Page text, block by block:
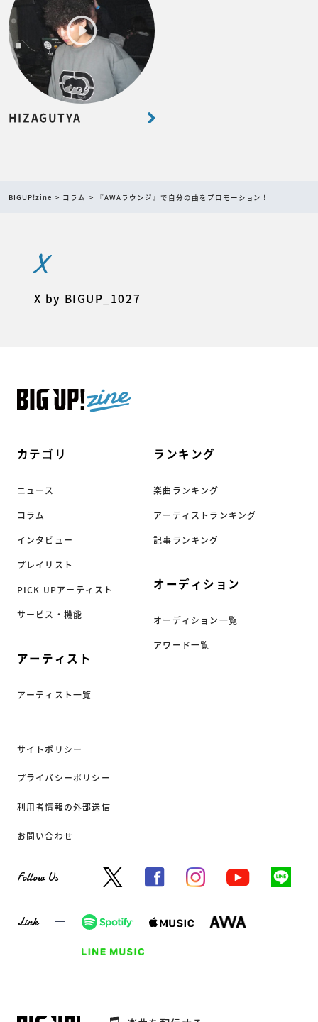
HIZAGUTYA
BIGUP!zine コラム 『AWAラウンジ』で自分の曲をプロモーション！
カテゴリ
ニュース
コラム
インタビュー
プレイリスト
PICK UPアーティスト
サービス・機能
アーティスト
アーティスト一覧
ランキング
楽曲ランキング
アーティストランキング
記事ランキング
オーディション
オーディション一覧
アワード一覧
サイトポリシー
プライバシーポリシー
利用者情報の外部送信
お問い合わせ
Follow Us
Link
X
X by BIGUP_1027